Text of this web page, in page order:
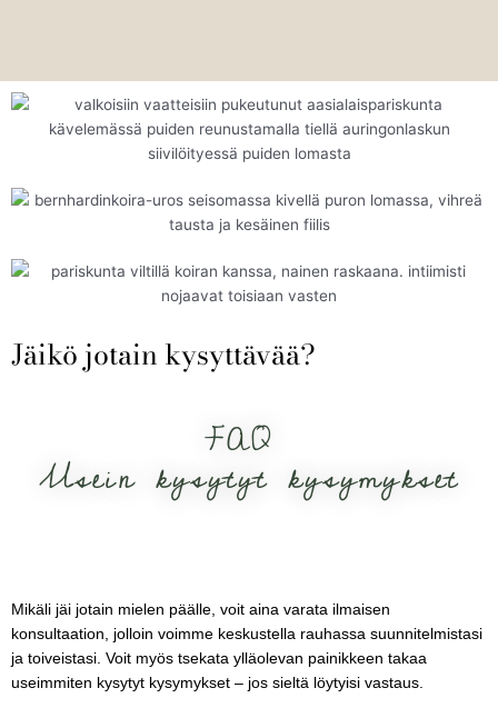
Jäikö jotain kysyttävää?
FAQ
Usein kysytyt kysymykset
Mikäli jäi jotain mielen päälle, voit aina varata ilmaisen
konsultaation, jolloin voimme keskustella rauhassa suunnitelmistasi
ja toiveistasi. Voit myös tsekata ylläolevan painikkeen takaa
useimmiten kysytyt kysymykset – jos sieltä löytyisi vastaus.